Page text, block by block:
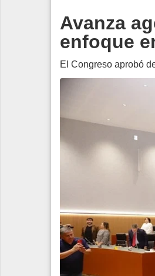
Edición Impresa
Avanza
enfoque
El Congreso aprobó